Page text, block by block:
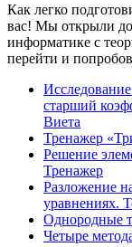
Как легко
вас! Мы открыли
информатике с
перейти и
старший
Виета
Тренажер
Решение
Тренажер
Разложение
уравнениях.
Однородные
Четыре